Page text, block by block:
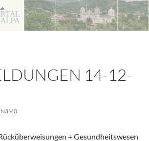
14-12-
N3M0
+ Gesundheitswesen